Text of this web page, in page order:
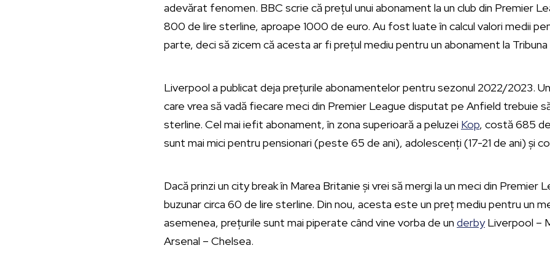
adevărat fenomen. BBC scrie că prețul unui abonament la un club din Premier
800 de lire sterline, aproape 1000 de euro. Au fost luate în calcul valori medii
parte, deci să zicem că acesta ar fi prețul mediu pentru un abonament la Tribuna
Liverpool a publicat deja prețurile abonamentelor pentru sezonul 2022/2023.
care vrea să vadă fiecare meci din Premier League disputat pe Anfield trebuie
sterline. Cel mai iefit abonament, în zona superioară a peluzei Kop, costă 685
sunt mai mici pentru pensionari (peste 65 de ani), adolescenți (17-21 de ani) și
Dacă prinzi un city break în Marea Britanie și vrei să mergi la un meci din Premier
buzunar circa 60 de lire sterline. Din nou, acesta este un preț mediu pentru un
asemenea, prețurile sunt mai piperate când vine vorba de un derbyLiverpool –
Arsenal – Chelsea.